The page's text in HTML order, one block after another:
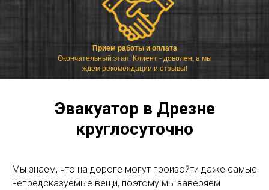
Прием работы и оплата
Окончательный этап. Клиент - доволен, а мы
ждем рекомендации и отзывы!
Эвакуатор в Дрезне
круглосуточно
Мы знаем, что на дороге могут произойти даже самые
непредсказуемые вещи, поэтому мы заверяем